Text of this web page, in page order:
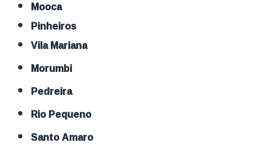
Mooca
Pinheiros
Vila Mariana
Morumbi
Pedreira
Rio Pequeno
Santo Amaro